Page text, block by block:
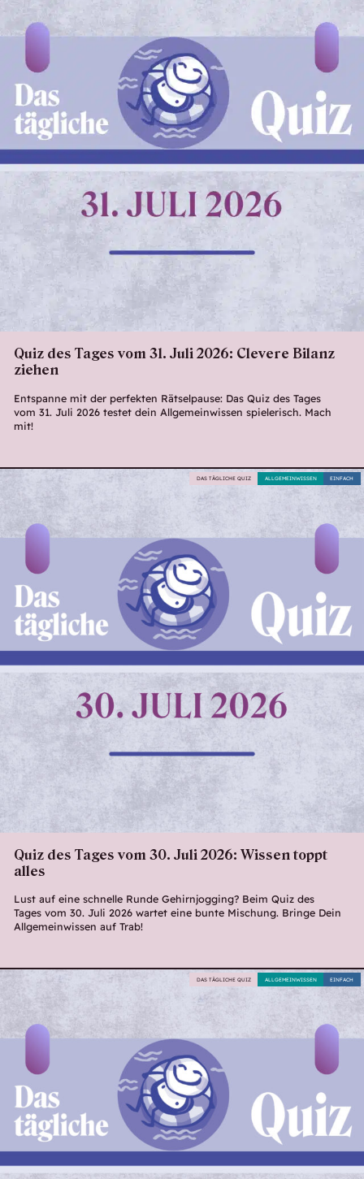
Quiz des Tages vom 31. Juli 2026: Clevere Bilanz
ziehen
Entspanne mit der perfekten Rätselpause: Das Quiz des Tages
vom 31. Juli 2026 testet dein Allgemeinwissen spielerisch. Mach
mit!
Quiz des Tages vom 30. Juli 2026: Wissen toppt
alles
Lust auf eine schnelle Runde Gehirnjogging? Beim Quiz des
Tages vom 30. Juli 2026 wartet eine bunte Mischung. Bringe Dein
Allgemeinwissen auf Trab!
EINFACH
ALLGEMEINWISSEN
DAS TÄGLICHE QUIZ
EINFACH
ALLGEMEINWISSEN
DAS TÄGLICHE QUIZ